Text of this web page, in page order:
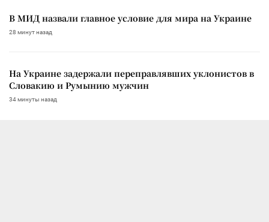
В МИД назвали главное условие для мира на Украине
28 минут назад
На Украине задержали переправлявших уклонистов в
Словакию и Румынию мужчин
34 минуты назад